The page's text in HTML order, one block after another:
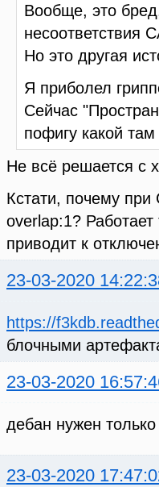
Вообще, это
несоответствия
Но это другая
Я приболел
Сейчас
пофигу какой
Не всё решается с
Кстати, почему
overlap:1?
приводит к
23-03-2020
https://
блочными
23-03-2020
дебан нужен
23-03-2020